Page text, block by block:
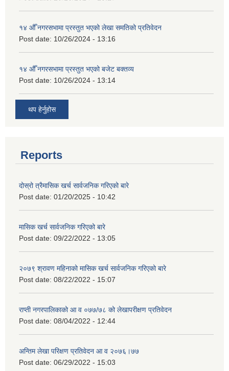
१४ औँ नगरसभामा प्रस्तुत भएको लेखा समतिको प्रतिवेदन
Post date: 10/26/2024 - 13:16
१४ औँ नगरसभामा प्रस्तुत भएको बजेट बक्तव्य
Post date: 10/26/2024 - 13:14
थप हेर्नुहोस
Reports
दोस्रो त्रैमासिक खर्च सार्वजनिक गरिएको बारे
Post date: 01/20/2025 - 10:42
मासिक खर्च सार्वजनिक गरिएको बारे
Post date: 09/22/2022 - 13:05
२०७९ श्रावण महिनाको मासिक खर्च सार्वजनिक गरिएको बारे
Post date: 08/22/2022 - 15:07
राप्ती नगरपालिकाको आ व ०७७/७८ को लेखापरीक्षण प्रतिवेदन
Post date: 08/04/2022 - 12:44
अन्तिम लेखा परिक्षण प्रतिवेदन आ व २०७६।७७
Post date: 06/29/2022 - 15:03